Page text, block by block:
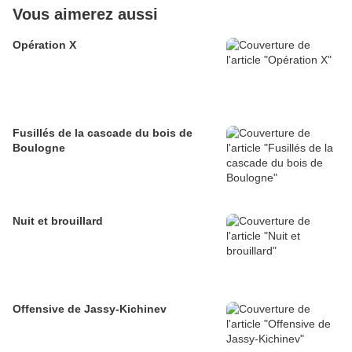
Vous aimerez aussi
Opération X
Fusillés de la cascade du bois de
Boulogne
Nuit et brouillard
Offensive de Jassy-Kichinev